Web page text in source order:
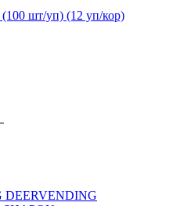
шт/уп) (12 уп/кор)
DEERVENDING